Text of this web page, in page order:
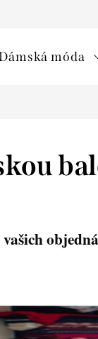
móda
vašich